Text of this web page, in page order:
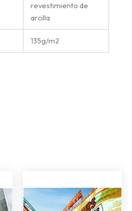
revestimiento de
arcilla
135g/m2